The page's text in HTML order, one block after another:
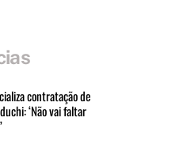
contratação de
‘Não vai faltar